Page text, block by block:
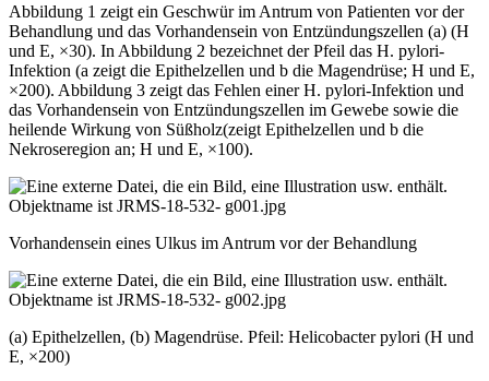
Abbildung 1 zeigt ein Geschwür im Antrum von Patienten vor der
Behandlung und das Vorhandensein von Entzündungszellen (a) (H
und E, ×30). In Abbildung 2 bezeichnet der Pfeil das H. pylori-
Infektion (a zeigt die Epithelzellen und b die Magendrüse; H und E,
×200). Abbildung 3 zeigt das Fehlen einer H. pylori-Infektion und
das Vorhandensein von Entzündungszellen im Gewebe sowie die
heilende Wirkung von Süßholz(zeigt Epithelzellen und b die
Nekroseregion an; H und E, ×100).
Vorhandensein eines Ulkus im Antrum vor der Behandlung
(a) Epithelzellen, (b) Magendrüse. Pfeil: Helicobacter pylori (H und
E, ×200)